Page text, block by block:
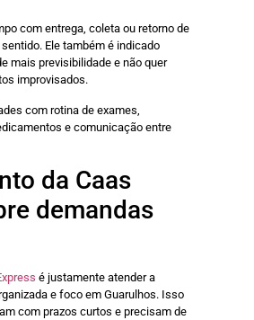
com entrega, coleta ou retorno de
Ele também é indicado
mais previsibilidade e não quer
improvisados.
com rotina de exames,
e comunicação entre
da Caas
demandas
é justamente atender a
e foco em Guarulhos. Isso
com prazos curtos e precisam de